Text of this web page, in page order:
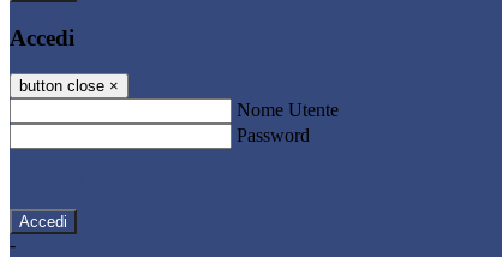
Accedi
button close ×
Nome Utente
Password
-